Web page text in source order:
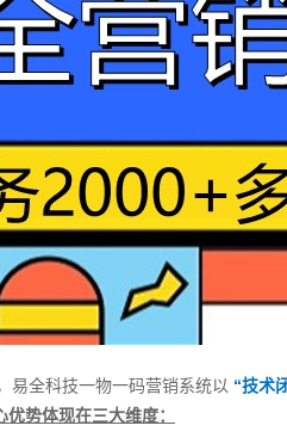
全科技一物一码营销系统以 “技术
优势体现在三大维度：